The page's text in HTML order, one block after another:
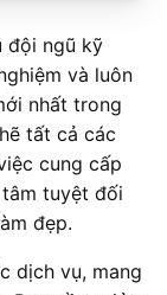
đội ngũ kỹ
và luôn
nhất trong
tất cả các
cung cấp
tuyệt đối
đẹp.
dịch vụ, mang